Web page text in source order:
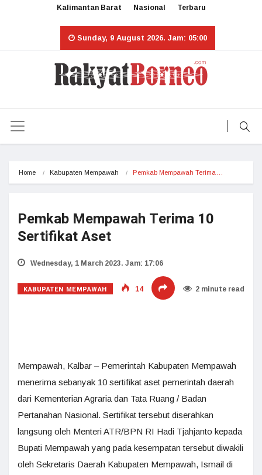
Kalimantan Barat Nasional Terbaru
Sunday, 9 August 2026. Jam: 05:00
Home Kabupaten Mempawah Pemkab Mempawah Terima…
Pemkab Mempawah Terima 10
Sertifikat Aset
Wednesday, 1 March 2023. Jam: 17:06
KABUPATEN MEMPAWAH 14 2 minute read
Mempawah, Kalbar – Pemerintah Kabupaten Mempawah
menerima sebanyak 10 sertifikat aset pemerintah daerah
dari Kementerian Agraria dan Tata Ruang / Badan
Pertanahan Nasional. Sertifikat tersebut diserahkan
langsung oleh Menteri ATR/BPN RI Hadi Tjahjanto kepada
Bupati Mempawah yang pada kesempatan tersebut diwakili
oleh Sekretaris Daerah Kabupaten Mempawah, Ismail di